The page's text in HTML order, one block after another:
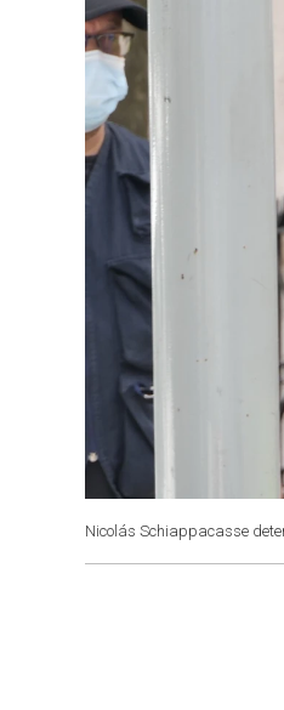
Nicolás Schiappacasse